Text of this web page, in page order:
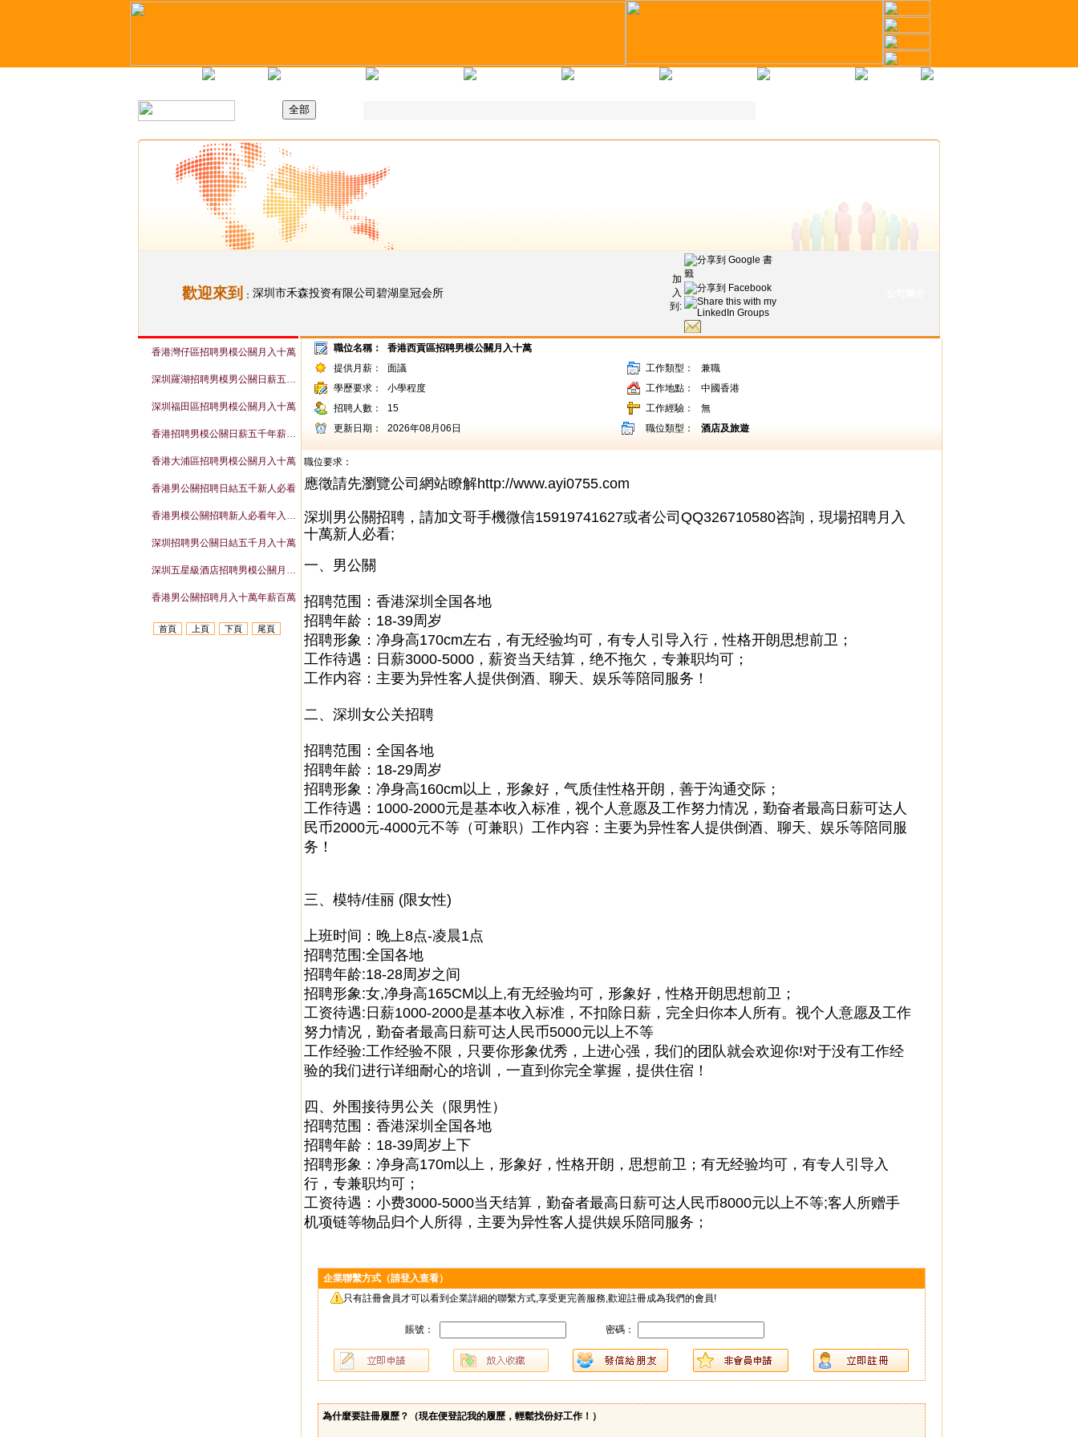
歡迎來到 ： 深圳市禾森投资有限公司碧湖皇冠会所
加
入
到:
香港灣仔區招聘男模公關月入十萬
深圳羅湖招聘男模男公關日薪五千新人必看
深圳福田區招聘男模公關月入十萬
香港招聘男模公關日薪五千年薪百萬
香港大浦區招聘男模公關月入十萬
香港男公關招聘日結五千新人必看
香港男模公關招聘新人必看年入百萬
深圳招聘男公關日結五千月入十萬
深圳五星級酒店招聘男模公關月入十萬
香港男公關招聘月入十萬年薪百萬
首頁 上頁 下頁 尾頁
職位名稱：
香港西貢區招聘男模公關月入十萬
提供月薪：
面議 工作類型：
兼職
學歷要求：
小學程度 工作地點：
中國香港
招聘人數：
15 工作經驗：
無
更新日期：
2026年08月06日 職位類型： 酒店及旅遊
職位要求：
應徵請先瀏覽公司網站瞭解http://www.ayi0755.com
深圳男公關招聘，請加文哥手機微信15919741627或者公司QQ326710580咨詢，現場招聘月入
十萬新人必看;
一、男公關
招聘范围：香港深圳全国各地
招聘年龄：18-39周岁
招聘形象：净身高170cm左右，有无经验均可，有专人引导入行，性格开朗思想前卫；
工作待遇：日薪3000-5000，薪资当天结算，绝不拖欠，专兼职均可；
工作内容：主要为异性客人提供倒酒、聊天、娱乐等陪同服务！
二、深圳女公关招聘
招聘范围：全国各地
招聘年龄：18-29周岁
招聘形象：净身高160cm以上，形象好，气质佳性格开朗，善于沟通交际；
工作待遇：1000-2000元是基本收入标准，视个人意愿及工作努力情况，勤奋者最高日薪可达人
民币2000元-4000元不等（可兼职）工作内容：主要为异性客人提供倒酒、聊天、娱乐等陪同服
务！
三、模特/佳丽 (限女性)
上班时间：晚上8点-凌晨1点
招聘范围:全国各地
招聘年龄:18-28周岁之间
招聘形象:女,净身高165CM以上,有无经验均可，形象好，性格开朗思想前卫；
工资待遇:日薪1000-2000是基本收入标准，不扣除日薪，完全归你本人所有。视个人意愿及工作
努力情况，勤奋者最高日薪可达人民币5000元以上不等
工作经验:工作经验不限，只要你形象优秀，上进心强，我们的团队就会欢迎你!对于没有工作经
验的我们进行详细耐心的培训，一直到你完全掌握，提供住宿！
四、外围接待男公关（限男性）
招聘范围：香港深圳全国各地
招聘年龄：18-39周岁上下
招聘形象：净身高170m以上，形象好，性格开朗，思想前卫；有无经验均可，有专人引导入
行，专兼职均可；
工资待遇：小费3000-5000当天结算，勤奋者最高日薪可达人民币8000元以上不等;客人所赠手
机项链等物品归个人所得，主要为异性客人提供娱乐陪同服务；
企業聯繫方式（請登入查看）
只有註冊會員才可以看到企業詳細的聯繫方式,享受更完善服務,歡迎註冊成為我們的會員!
賬號： 密碼：
為什麼要註冊履歷？（現在便登記我的履歷，輕鬆找份好工作！ ）